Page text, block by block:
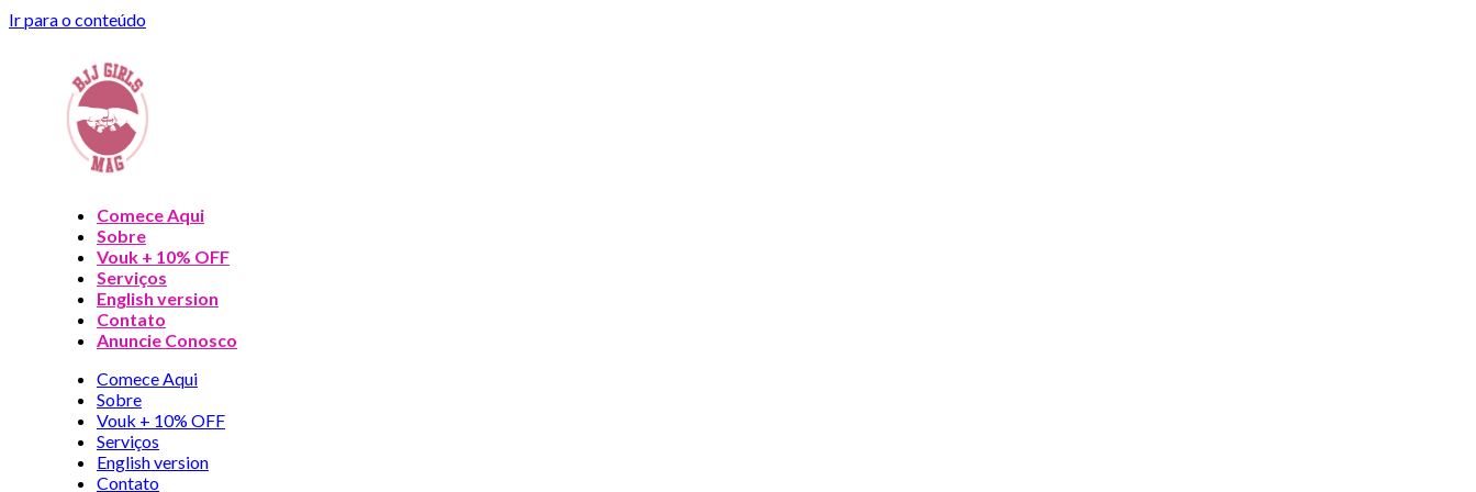
Ir para o conteúdo
Comece Aqui
Sobre
Vouk + 10% OFF
Serviços
English version
Contato
Anuncie Conosco
Comece Aqui
Sobre
Vouk + 10% OFF
Serviços
English version
Contato